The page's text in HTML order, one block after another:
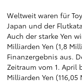
Weltweit waren für
Japan und der
Auch der starke Yen
Milliarden Yen (1,8
Finanzergebnis aus.
Zeitraum vom 1. April
Milliarden Yen